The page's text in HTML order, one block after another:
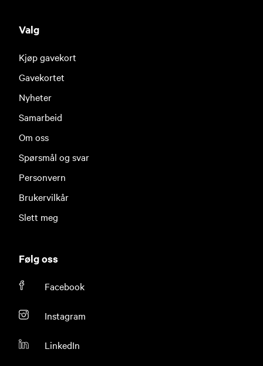
Valg
Kjøp gavekort
Gavekortet
Nyheter
Samarbeid
Om oss
Spørsmål og svar
Personvern
Brukervilkår
Slett meg
Følg oss
Facebook
Instagram
LinkedIn